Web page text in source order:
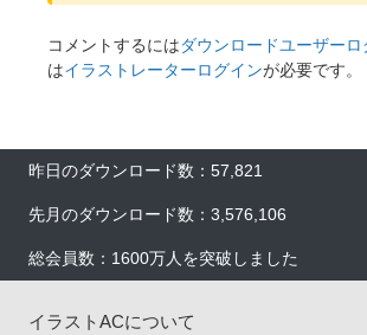
コメントするにはダウンロードユーザーロ
はイラストレーターログインが必要です。
昨日のダウンロード数：57,821
先月のダウンロード数：3,576,106
総会員数：1600万人を突破しました
イラストACについて